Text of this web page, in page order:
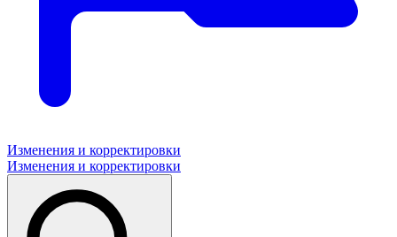
Изменения и корректировки
Изменения и корректировки